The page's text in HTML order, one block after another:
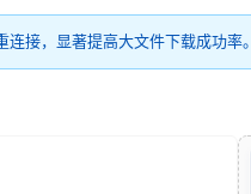
连接，显著提高大文件下载成功率。